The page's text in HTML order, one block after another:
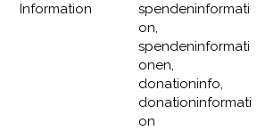
Information
spendeninformati
on,
spendeninformati
onen,
donationinfo,
donationinformati
on